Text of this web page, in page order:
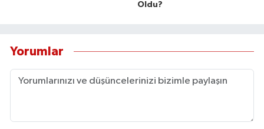
Oldu?
Yorumlar